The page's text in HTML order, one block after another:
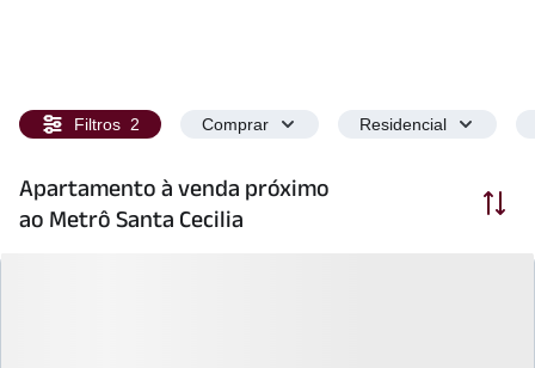
Filtros 2 Comprar Residencial
Apartamento à venda próximo
ao Metrô Santa Cecilia
Ordenar